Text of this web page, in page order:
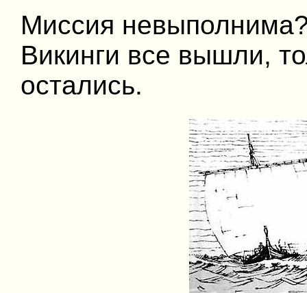
Миссия
Викинги все вышли,
остались.